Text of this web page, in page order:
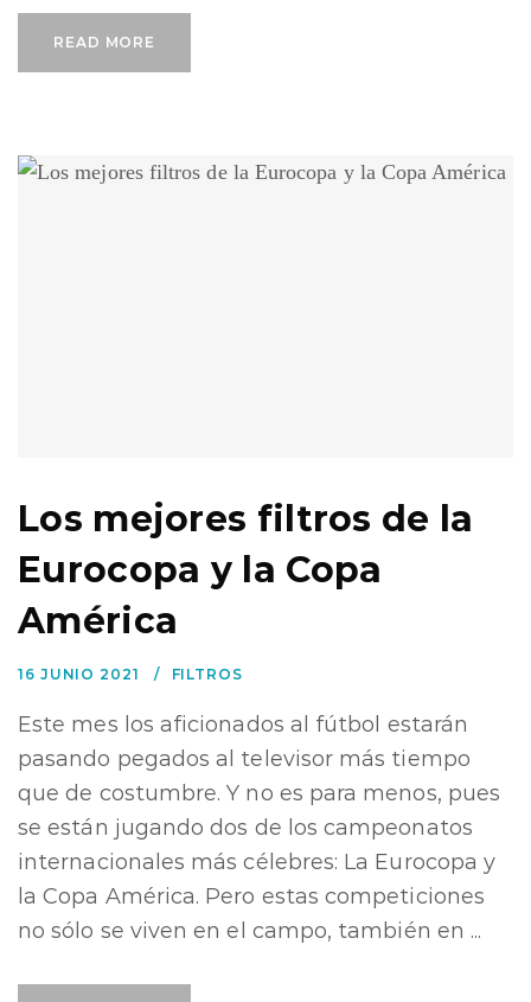
READ MORE
Los mejores filtros de la
Eurocopa y la Copa
América
16 JUNIO 2021 FILTROS
Este mes los aficionados al fútbol estarán
pasando pegados al televisor más tiempo
que de costumbre. Y no es para menos, pues
se están jugando dos de los campeonatos
internacionales más célebres: La Eurocopa y
la Copa América. Pero estas competiciones
no sólo se viven en el campo, también en ...